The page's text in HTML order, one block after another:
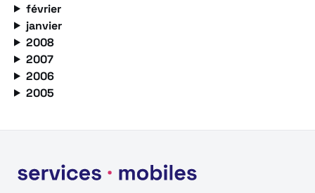
février
janvier
2008
2007
2006
2005